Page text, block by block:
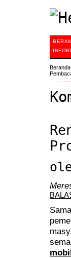
Beranda